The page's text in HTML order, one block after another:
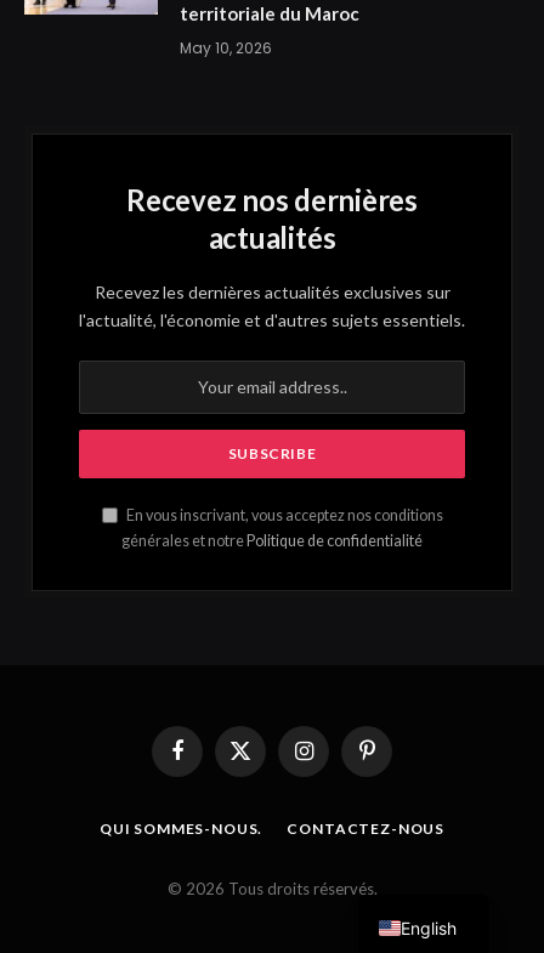
territoriale du Maroc
May 10, 2026
Recevez nos dernières
actualités
Recevez les dernières actualités exclusives sur
l'actualité, l'économie et d'autres sujets essentiels.
En vous inscrivant, vous acceptez nos conditions
générales et notre Politique de confidentialité
FacebookX
(Twitter)
InstagramPinterest
QUI SOMMES-NOUS. CONTACTEZ-NOUS
© 2026 Tous droits réservés.
English